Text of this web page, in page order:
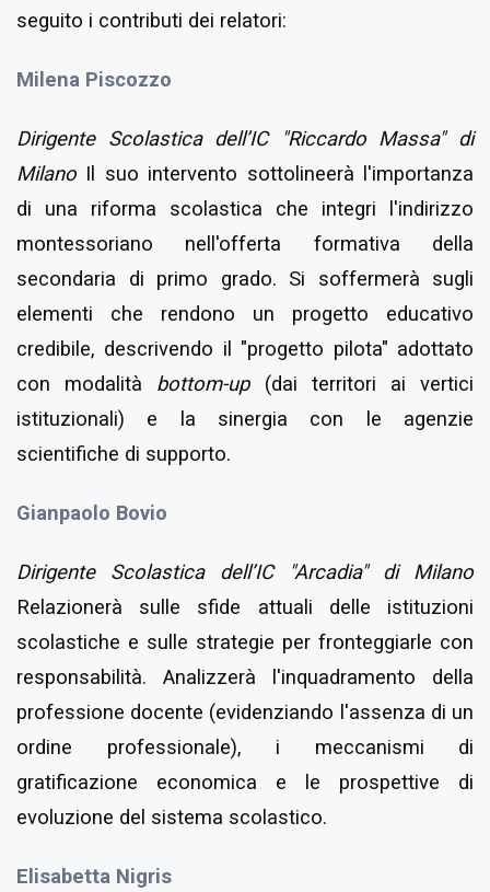
seguito i contributi dei relatori:
Milena Piscozzo
Dirigente Scolastica dell’IC "Riccardo Massa" di
Milano Il suo intervento sottolineerà l'importanza
di una riforma scolastica che integri l'indirizzo
montessoriano nell'offerta formativa della
secondaria di primo grado. Si soffermerà sugli
elementi che rendono un progetto educativo
credibile, descrivendo il "progetto pilota" adottato
con modalità bottom-up
(dai territori ai vertici
istituzionali) e la sinergia con le agenzie
scientifiche di supporto.
Gianpaolo Bovio
Dirigente Scolastica dell’IC "Arcadia" di Milano
Relazionerà sulle sfide attuali delle istituzioni
scolastiche e sulle strategie per fronteggiarle con
responsabilità. Analizzerà l'inquadramento della
professione docente (evidenziando l'assenza di un
ordine professionale), i meccanismi di
gratificazione economica e le prospettive di
evoluzione del sistema scolastico.
Elisabetta Nigris